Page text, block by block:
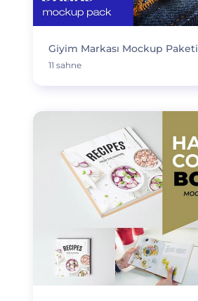
Giyim Markası Mockup Paketi
11 sahne